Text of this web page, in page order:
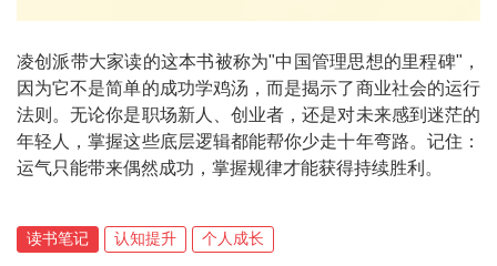
凌创派带大家读的这本书被称为"中国管理思想的里程碑"，
因为它不是简单的成功学鸡汤，而是揭示了商业社会的运行
法则。无论你是职场新人、创业者，还是对未来感到迷茫的
年轻人，掌握这些底层逻辑都能帮你少走十年弯路。记住：
运气只能带来偶然成功，掌握规律才能获得持续胜利。
读书笔记 认知提升 个人成长